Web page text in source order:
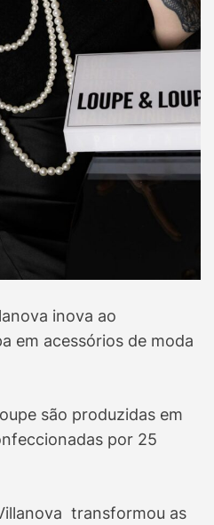
inova ao
em acessórios de moda
são produzidas em
por 25
transformou as